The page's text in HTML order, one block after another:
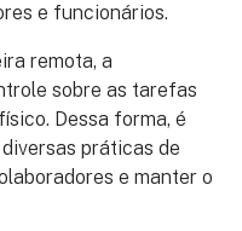
e funcionários.
remota, a
sobre as tarefas
Dessa forma, é
práticas de
e manter o